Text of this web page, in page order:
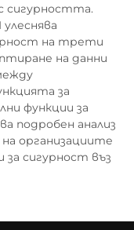
сигурността.
на трети
на данни
за
функции за
подробен анализ
организациите
сигурност въз